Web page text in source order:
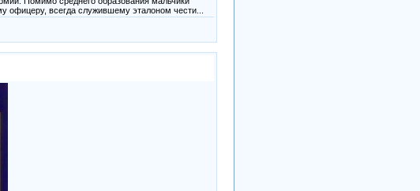
офицеру, всегда служившему эталоном чести...